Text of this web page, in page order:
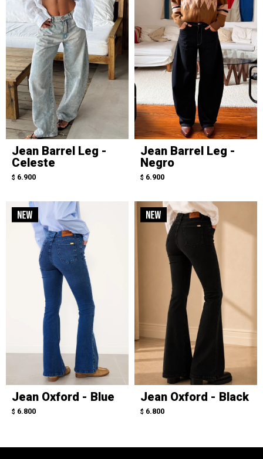
Jean Barrel Leg -
Celeste
$ 6.900
Jean Barrel Leg -
Negro
$ 6.900
Jean Oxford - Blue
$ 6.800
Jean Oxford - Black
$ 6.800